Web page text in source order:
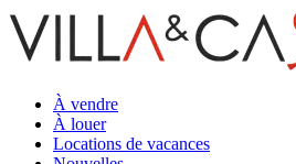
À vendre
À louer
Locations de vacances